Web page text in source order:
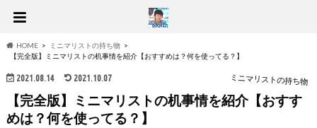
HOME
ミニマリストの持ち物
【完全版】ミニマリストの机事情を紹介【おすすめは？何を使ってる？】
2021.08.14 2021.10.07 ミニマリストの持ち物
【完全版】ミニマリストの机事情を紹介【おすす
めは？何を使ってる？】